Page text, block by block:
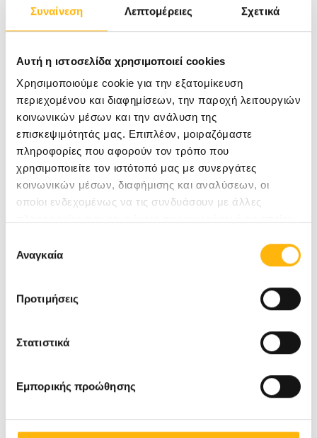
Συναίνεση Λεπτομέρειες Σχετικά
Αυτή η ιστοσελίδα χρησιμοποιεί cookies
Χρησιμοποιούμε cookie για την εξατομίκευση
περιεχομένου και διαφημίσεων, την παροχή λειτουργιών
κοινωνικών μέσων και την ανάλυση της
επισκεψιμότητάς μας. Επιπλέον, μοιραζόμαστε
πληροφορίες που αφορούν τον τρόπο που
χρησιμοποιείτε τον ιστότοπό μας με συνεργάτες
κοινωνικών μέσων, διαφήμισης και αναλύσεων, οι
οποίοι ενδεχομένως να τις συνδυάσουν με άλλες
των υπηρεσιών τους.
συγκατάθεσης
Αναγκαία
Προτιμήσεις
Στατιστικά
Εμπορικής προώθησης
05/06/2026
Νέο Ιατρείο Διαταραχών Μνήμης
στο ΙΑΣΩ Γενική Κλινική:
και AI Τεχνολογία για Έγκαιρη
ΓΕΝΙΚΉ ΚΛΙΝΙΚΉ